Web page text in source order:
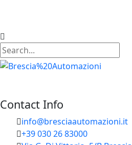
Contact Info
info@bresciaautomazioni.it
+39 030 26 83000